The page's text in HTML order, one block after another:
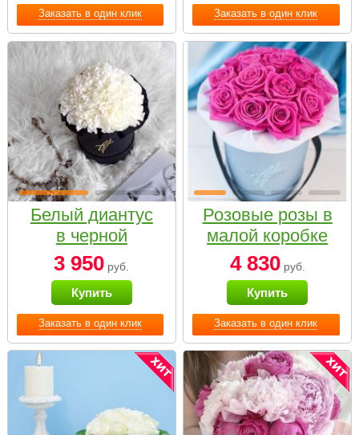
Заказать в один клик Заказать в один клик
Заказать в один клик
Белый диантус
в черной
коробке Small
3 950 руб.
Купить
Заказать в один клик
Розовые розы в
малой коробке
4 830руб.
Купить